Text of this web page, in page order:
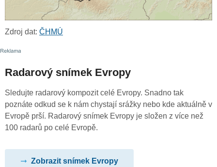
Zdroj dat: ČHMÚ
Radarový snímek Evropy
Sledujte radarový kompozit celé Evropy. Snadno tak
poznáte odkud se k nám chystají srážky nebo kde aktuálně v
Evropě prší. Radarový snímek Evropy je složen z více než
100 radarů po celé Evropě.
Zobrazit snímek Evropy